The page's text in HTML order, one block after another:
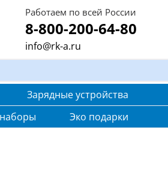
Работаем по всей России
8-800-200-64-80
info@rk-a.ru
Зарядные устройства
Эко подарки